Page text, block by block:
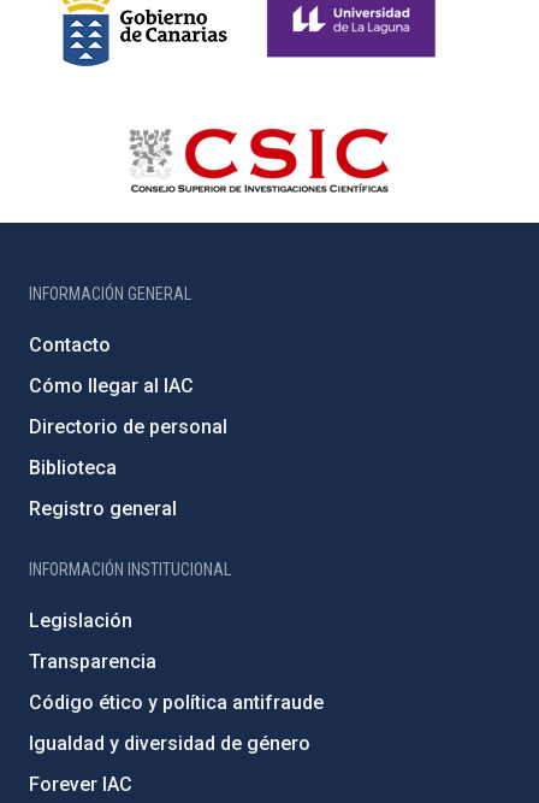
INFORMACIÓN GENERAL
Contacto
Cómo llegar al IAC
Directorio de personal
Biblioteca
Registro general
INFORMACIÓN INSTITUCIONAL
Legislación
Transparencia
Código ético y política antifraude
Igualdad y diversidad de género
Forever IAC